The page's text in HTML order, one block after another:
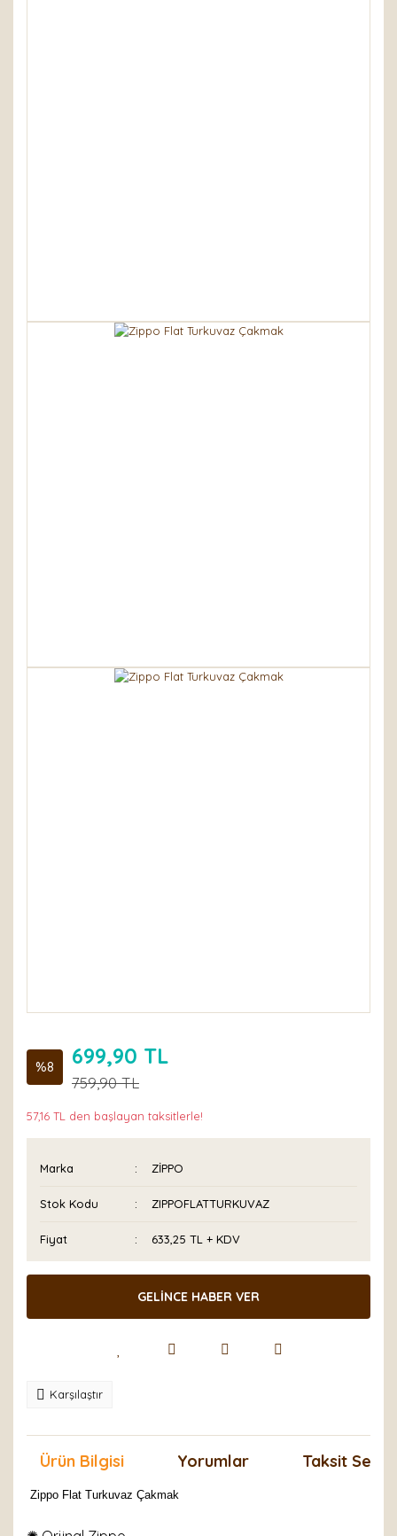
%8 699,90 TL
759,90 TL
57,16 TL den başlayan taksitlerle!
Marka ZİPPO
Stok Kodu ZIPPOFLATTURKUVAZ
Fiyat 633,25 TL + KDV
GELİNCE HABER VER
Karşılaştır
Ürün Bilgisi Yorumlar Taksit
Zippo Flat Turkuvaz Çakmak